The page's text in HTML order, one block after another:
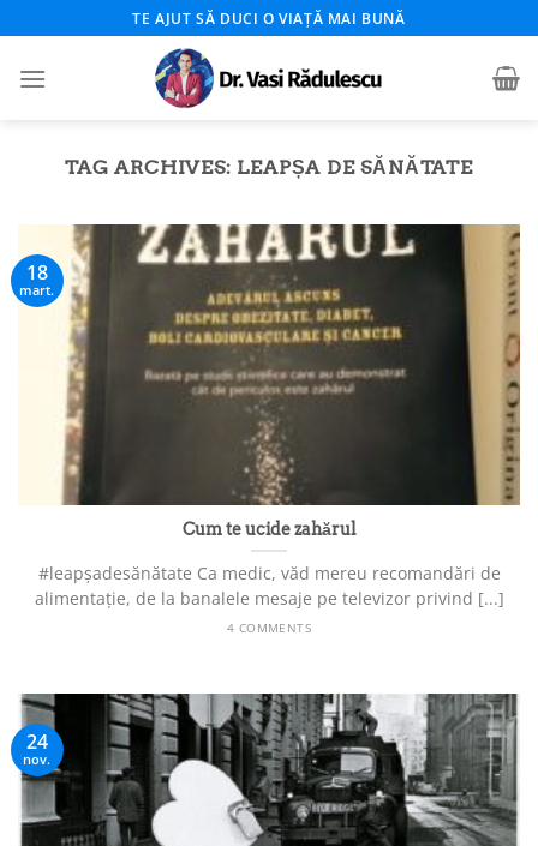
to
content
TE AJUT SĂ DUCI O VIAȚĂ MAI BUNĂ
TAG ARCHIVES: LEAPȘA DE SĂNĂTATE
Cum te ucide zahărul
#leapșadesănătate Ca medic, văd mereu recomandări de
alimentație, de la banalele mesaje pe televizor privind [...]
4 COMMENTS
18
mart.
24
nov.